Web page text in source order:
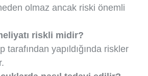
olmaz ancak riski önemli
riskli midir?
tarafından yapıldığında riskler